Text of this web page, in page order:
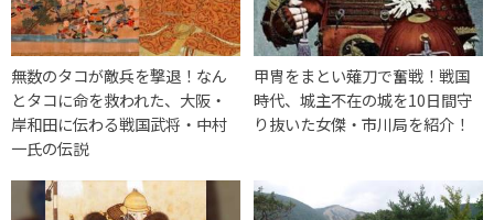
無数のタコが敵兵を撃退！なん
とタコに命を救われた、大阪・
岸和田に伝わる戦国武将・中村
一氏の伝説
甲冑をまとい薙刀で奮戦！戦国
時代、城主不在の城を10日間守
り抜いた女傑・市川局を紹介！